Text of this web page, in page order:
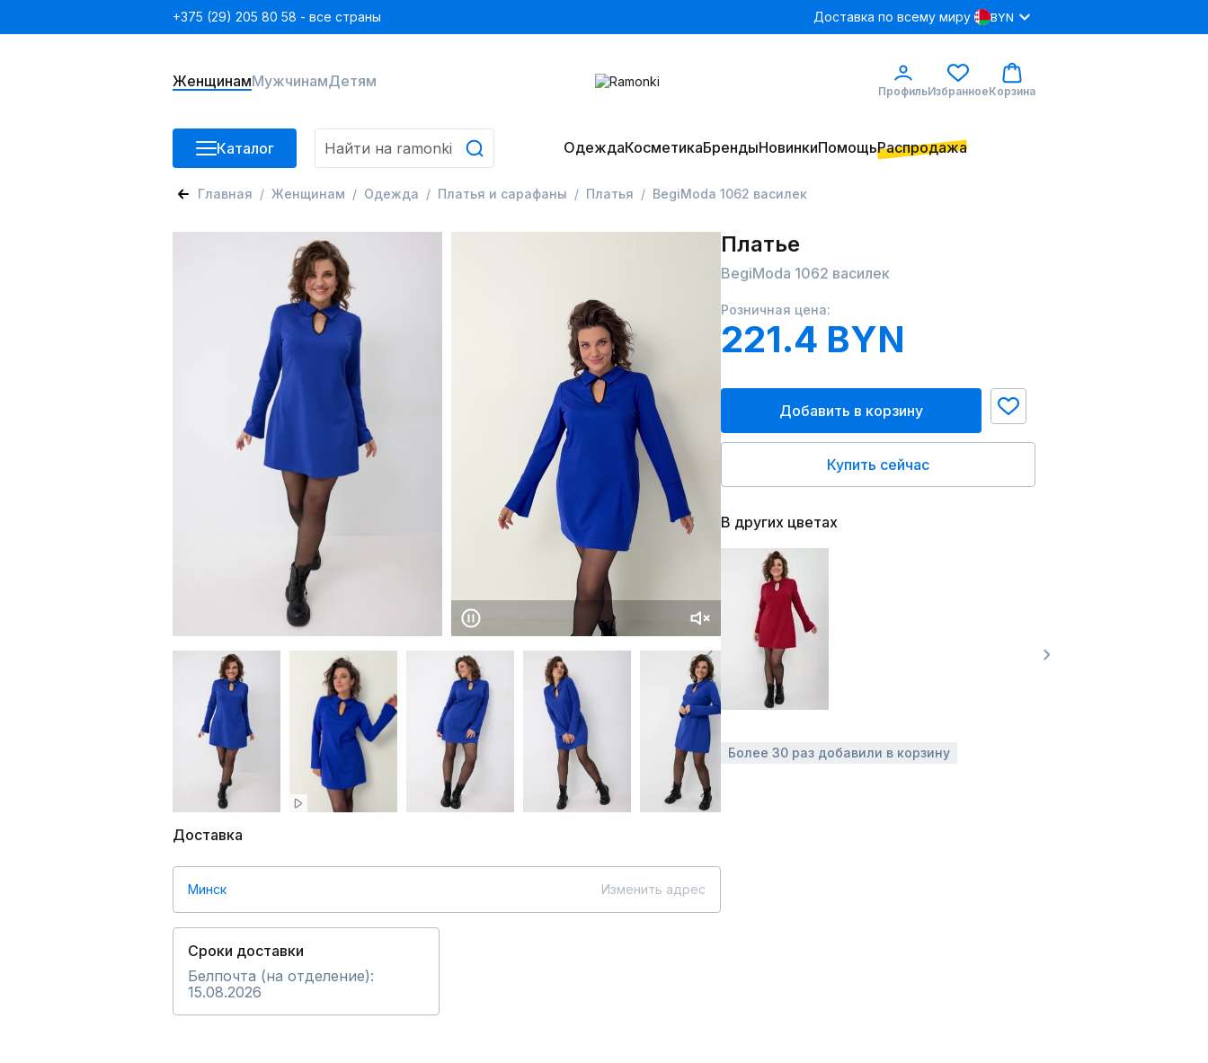
+375 (29) 205 80 58 - все страны Доставка по всему миру BYN
ЖенщинамМужчинамДетям
ПрофильИзбранноеКорзина
Каталог ОдеждаКосметикаБрендыНовинкиПомощьРаспродажа
Главная Женщинам Одежда Платья и сарафаны Платья BegiModa 1062 василек
Доставка
Минск Изменить адрес
Сроки доставки
Белпочта (на отделение):
15.08.2026
Платье
BegiModa 1062 василек
Розничная цена:
221.4 BYN
Добавить в корзину
Купить сейчас
В других цветах
Более 30 раз добавили в корзину